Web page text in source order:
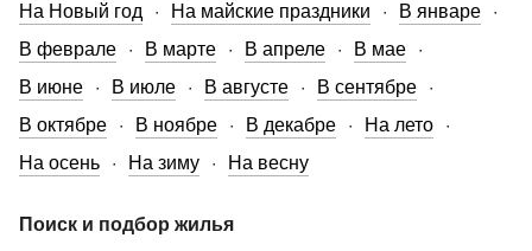
На Новый год
На майские праздники
В январе
В феврале
В марте В апреле
В мае
В июне
В июле В августе
В сентябре
В октябре
В ноябре В декабре
На лето
На осень
На зиму На весну
Поиск и подбор жилья